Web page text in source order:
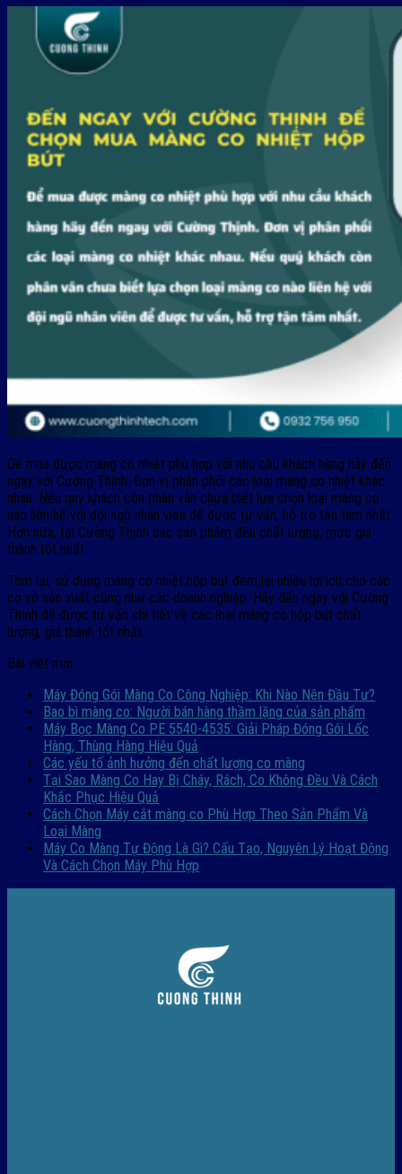
Để mua được màng co nhiệt phù hợp với nhu cầu khách hàng hãy đến
ngay với Cường Thịnh. Đơn vị phân phối các loại màng co nhiệt khác
nhau. Nếu quý khách còn phân vân chưa biết lựa chọn loại màng co
nào liên hệ với đội ngũ nhân viên để được tư vấn, hỗ trợ tận tâm nhất.
Hơn nữa, tại Cường Thịnh các sản phẩm đều chất lượng, mức giá
thành tốt nhất.
Tóm lại, sử dụng màng co nhiệt hộp bút đem lại nhiều lợi ích cho các
cơ sở sản xuất cũng như các doanh nghiệp. Hãy đến ngay với Cường
Thịnh để được tư vấn chi tiết về các loại màng co hộp bút chất
lượng, giá thành tốt nhất.
Bài viết mới
Máy Đóng Gói Màng Co Công Nghiệp: Khi Nào Nên Đầu Tư?
Bao bì màng co: Người bán hàng thầm lặng của sản phẩm
Máy Bọc Màng Co PE 5540-4535: Giải Pháp Đóng Gói Lốc
Hàng, Thùng Hàng Hiệu Quả
Các yếu tố ảnh hưởng đến chất lượng co màng
Tại Sao Màng Co Hay Bị Cháy, Rách, Co Không Đều Và Cách
Khắc Phục Hiệu Quả
Cách Chọn Máy cắt màng co Phù Hợp Theo Sản Phẩm Và
Loại Màng
Máy Co Màng Tự Động Là Gì? Cấu Tạo, Nguyên Lý Hoạt Động
Và Cách Chọn Máy Phù Hợp